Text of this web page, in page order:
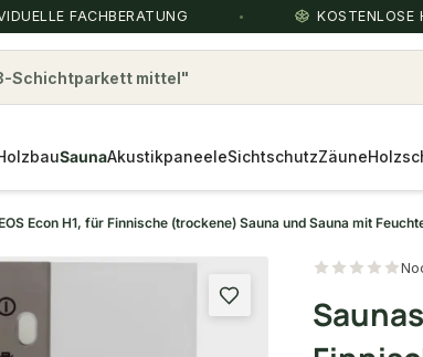
FACHBERATUNG KOSTENLOSE
Schichtparkett mittel
SaunaAkustikpaneeleSichtschutzZäune
Econ H1, für Finnische (trockene) Sauna und Sauna mit